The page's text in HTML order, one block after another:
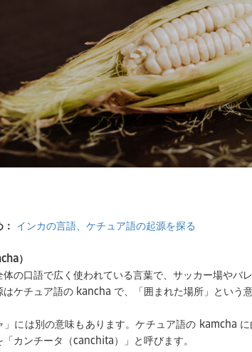
インカの言語、ケチュア語の起源を探る
）
体の口語で広く使われている言葉で、サッカー場やバ
ケチュア語の kancha で、「囲まれた場所」という意
」には別の意味もあります。ケチュア語の kamcha
カンチータ（canchita）」と呼びます。